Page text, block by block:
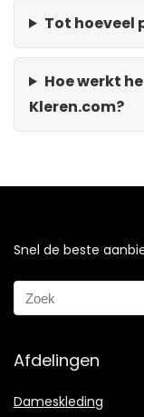
Tot hoeveel
Hoe werkt
Kleren.com?
Snel de beste
Afdelingen
Dameskleding